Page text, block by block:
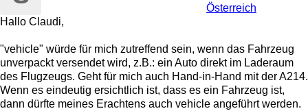
Österreich
Hallo Claudi,
"vehicle" würde für mich zutreffend sein, wenn das Fahrzeug
unverpackt versendet wird, z.B.: ein Auto direkt im Laderaum
des Flugzeugs. Geht für mich auch Hand-in-Hand mit der A214.
Wenn es eindeutig ersichtlich ist, dass es ein Fahrzeug ist,
dann dürfte meines Erachtens auch vehicle angeführt werden.